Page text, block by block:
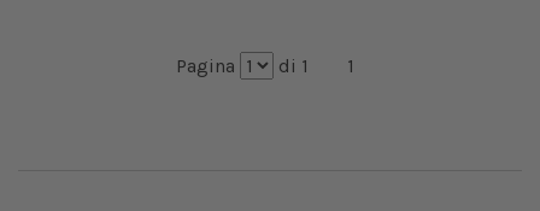
Pagina di 1 1